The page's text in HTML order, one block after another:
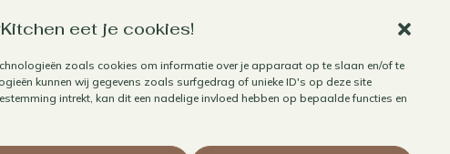
eet je cookies!
zoals cookies om informatie over je apparaat op te slaan en/of te
kunnen wij gegevens zoals surfgedrag of unieke ID's op deze site
intrekt, kan dit een nadelige invloed hebben op bepaalde functies en
Cookiebeleid
Herroepen aankoop